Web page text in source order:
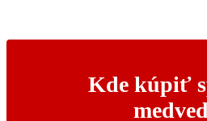
Kde kúpiť